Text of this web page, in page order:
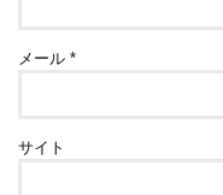
メール*
サイト